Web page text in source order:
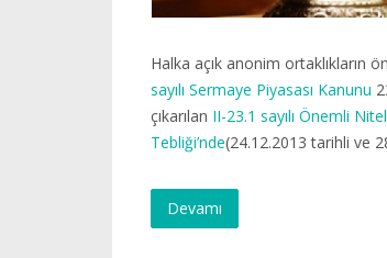
Halka açık anonim ortaklıkların
sayılı Sermaye Piyasası Kanunu
çıkarılan II-23.1 sayılı Önemli
Tebliği’nde(24.12.2013 tarihli ve
Devamı